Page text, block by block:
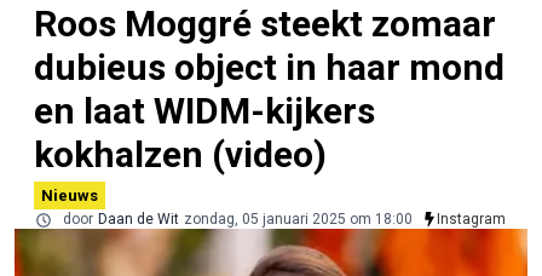
Roos Moggré steekt zomaar
dubieus object in haar mond
en laat WIDM-kijkers
kokhalzen (video)
Nieuws
door Daan de Wit zondag, 05 januari 2025 om 18:00 Instagram